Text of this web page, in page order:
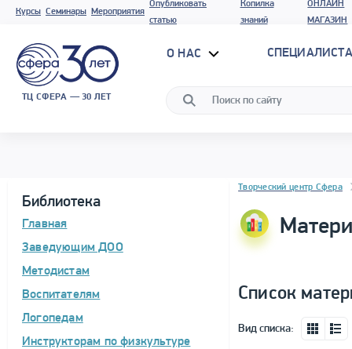
Курсы Семинары Мероприятия
Опубликовать
статью
Копилка
знаний
ОНЛАЙН
МАГАЗИН
ТЦ СФЕРА — 30 ЛЕТ
О НАС
Библиотека
Главная
Заведующим ДОО
Методистам
Воспитателям
Логопедам
Инструкторам по физкультуре
Блок новостей
Творческий центр Сфера
Список
Вид списка: